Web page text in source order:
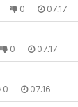
0 07.17
0 07.17
0 07.16